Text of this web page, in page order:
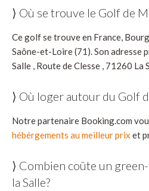
⟩ Où se trouve le Golf de
Ce golf se trouve en France,
Saône-et-Loire (71). Son adresse
Salle , Route de Clesse , 71260 La
⟩ Où loger autour du Golf
Notre partenaire Booking.com
hébérgements au meilleur prix et
⟩ Combien coûte un
la Salle?